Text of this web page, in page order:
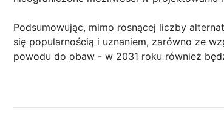
Podsumowując, mimo rosnącej liczby
się popularnością i uznaniem, zarówno ze
powodu do obaw - w 2031 roku również